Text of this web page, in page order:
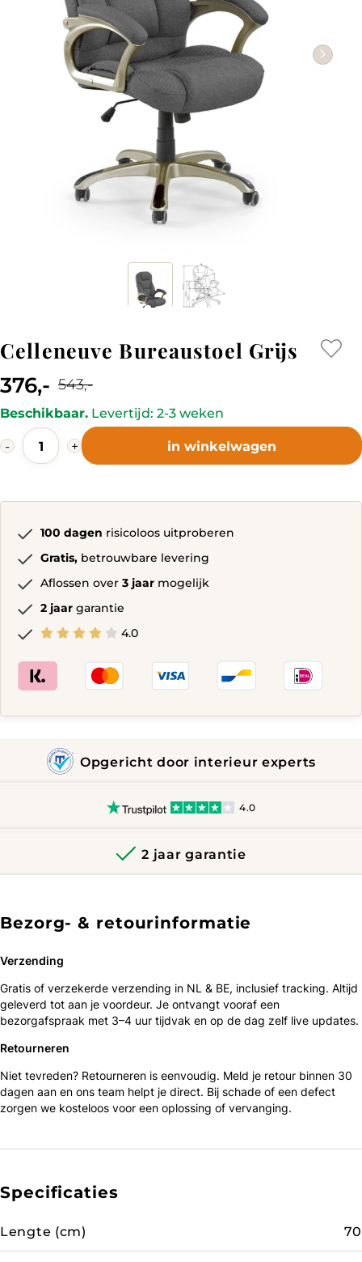
Celleneuve Bureaustoel Grijs
376,-
Current
price
is:
376,-.
543,-
Original
price
was:
543,-.
Beschikbaar. Levertijd: 2-3 weken
-
Celleneuve
Bureaustoel
Grijs
+ in winkelwagen
100 dagen risicoloos uitproberen
Gratis, betrouwbare levering
Aflossen over 3 jaar mogelijk
2 jaar garantie
4.0
Opgericht door interieur experts
4.0
2 jaar garantie
Bezorg- & retourinformatie
Verzending
Gratis of verzekerde verzending in NL & BE, inclusief tracking. Altijd
geleverd tot aan je voordeur. Je ontvangt vooraf een
bezorgafspraak met 3–4 uur tijdvak en op de dag zelf live updates.
Retourneren
Niet tevreden? Retourneren is eenvoudig. Meld je retour binnen 30
dagen aan en ons team helpt je direct. Bij schade of een defect
zorgen we kosteloos voor een oplossing of vervanging.
Specificaties
Lengte (cm) 70